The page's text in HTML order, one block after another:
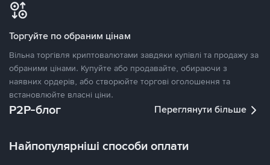
Торгуйте по обраним цінам
Вільна торгівля криптовалютами завдяки купівлі та продажу за
обраними цінами. Купуйте або продавайте, обираючи з
наявних ордерів, або створюйте торгові оголошення та
встановлюйте власні ціни.
P2P-блог Переглянути більше
Найпопулярніші способи оплати